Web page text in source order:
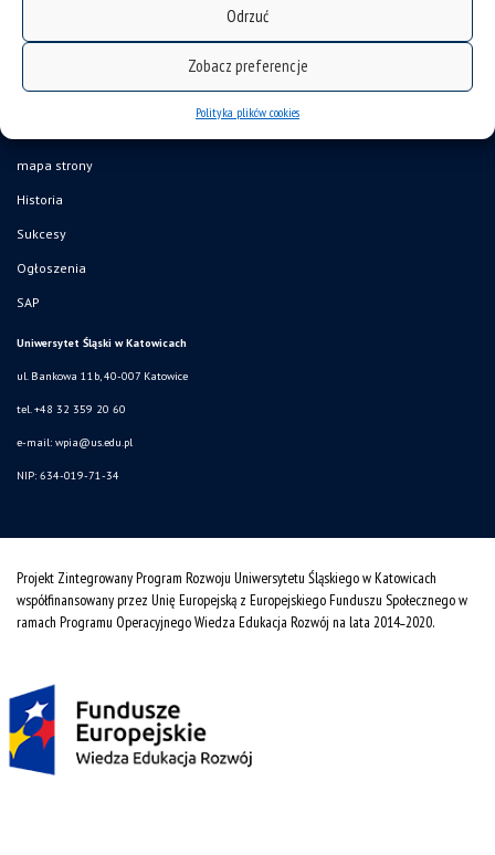
Odrzuć
Zobacz preferencje
Polityka plików cookies
mapa strony
Historia
Sukcesy
Ogłoszenia
SAP
Uniwersytet Śląski w Katowicach
ul. Bankowa 11b, 40-007 Katowice
tel. +48 32 359 20 60
e-mail: wpia@us.edu.pl
NIP: 634-019-71-34
Projekt Zintegrowany Program Rozwoju Uniwersytetu Śląskiego w Katowicach
współfinansowany przez Unię Europejską z Europejskiego Funduszu Społecznego w
ramach Programu Operacyjnego Wiedza Edukacja Rozwój na lata 2014˗2020.